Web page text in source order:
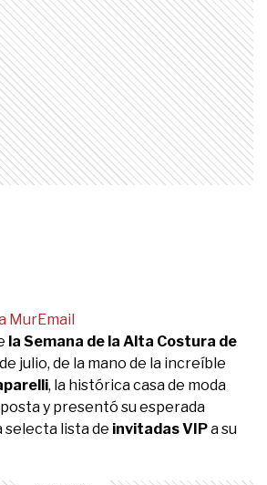
MurEmail
la Semana de la Alta Costura de
julio, de la mano de la increíble
, la histórica casa de moda
y presentó su esperada
selecta lista de invitadas VIPa su